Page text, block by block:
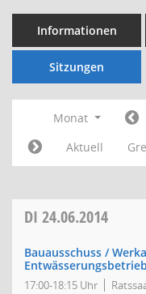
Informationen
Sitzungen
Monat
Aktuell
DI 24.06.2014
Bauausschuss /
Entwässerungsbetrieb
17:00-18:15 Uhr